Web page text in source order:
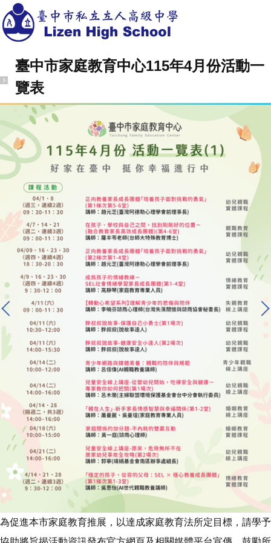
臺中市家庭教育中心115年4月份活動一
覽表
為促進本市家庭教育推展，以達成家庭教育法所定目標，請學予